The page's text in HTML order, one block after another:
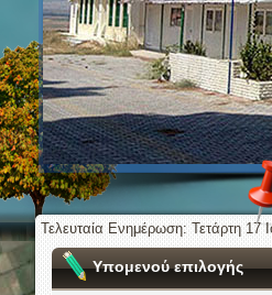
Τελευταία Ενημέρωση: Τετάρτη 17
Υπομενού επιλογής